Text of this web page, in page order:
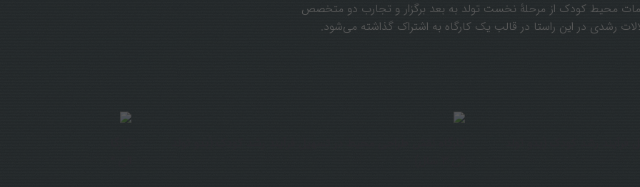
محیط کودک از مرحلۀ نخست تولد به بعد برگزار و تجارب دو متخصص
رشدی در این راستا در قالب یک کارگاه به اشتراک گذاشته می‌شود.